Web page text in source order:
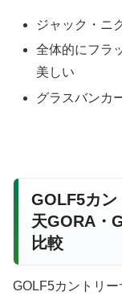
ジャック・ニ
全体的にフラ
美しい
グラスバンカ
GOLF5カン
天GORA・
比較
GOLF5カントリ